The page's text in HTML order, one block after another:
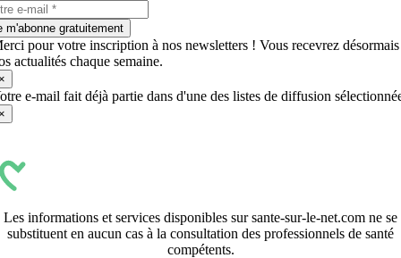
m'abonne gratuitement
pour votre inscription à nos newsletters ! Vous recevrez désormais
actualités chaque semaine.
e-mail fait déjà partie dans d'une des listes de diffusion
Les informations et services disponibles sur sante-sur-le-net.com ne se
substituent en aucun cas à la consultation des professionnels de santé
compétents.